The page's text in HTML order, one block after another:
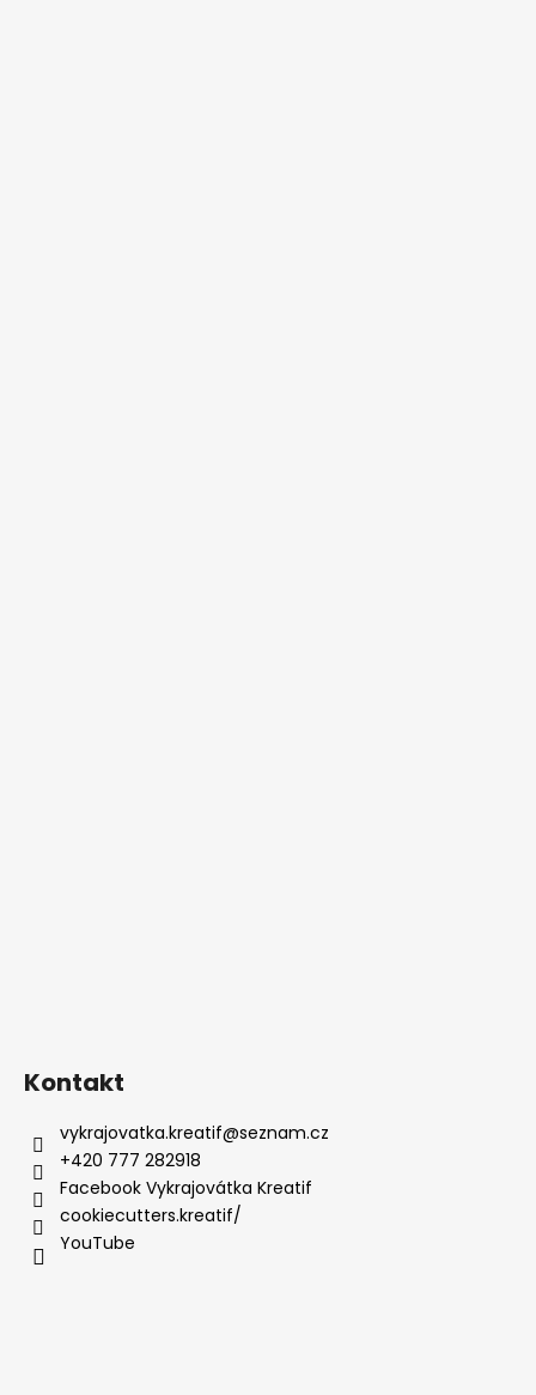
Kontakt
vykrajovatka.kreatif@seznam.cz
+420 777 282918
Facebook Vykrajovátka Kreatif
cookiecutters.kreatif/
YouTube